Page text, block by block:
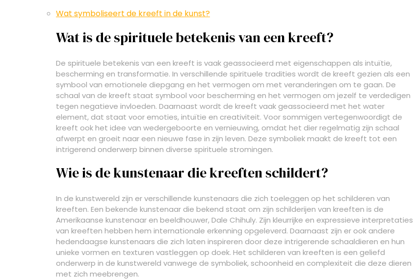
Wat symboliseert de kreeft in de kunst?
Wat is de spirituele betekenis van een kreeft?
De spirituele betekenis van een kreeft is vaak geassocieerd met eigenschappen als intuïtie,
bescherming en transformatie. In verschillende spirituele tradities wordt de kreeft gezien als een
symbool van emotionele diepgang en het vermogen om met veranderingen om te gaan. De
schaal van de kreeft staat symbool voor bescherming en het vermogen om jezelf te verdedigen
tegen negatieve invloeden. Daarnaast wordt de kreeft vaak geassocieerd met het water
element, dat staat voor emoties, intuïtie en creativiteit. Voor sommigen vertegenwoordigt de
kreeft ook het idee van wedergeboorte en vernieuwing, omdat het dier regelmatig zijn schaal
afwerpt en groeit naar een nieuwe fase in zijn leven. Deze symboliek maakt de kreeft tot een
intrigerend onderwerp binnen diverse spirituele stromingen.
Wie is de kunstenaar die kreeften schildert?
In de kunstwereld zijn er verschillende kunstenaars die zich toeleggen op het schilderen van
kreeften. Een bekende kunstenaar die bekend staat om zijn schilderijen van kreeften is de
Amerikaanse kunstenaar en beeldhouwer, Dale Chihuly. Zijn kleurrijke en expressieve interpretaties
van kreeften hebben hem internationale erkenning opgeleverd. Daarnaast zijn er ook andere
hedendaagse kunstenaars die zich laten inspireren door deze intrigerende schaaldieren en hun
unieke vormen en texturen vastleggen op doek. Het schilderen van kreeften is een geliefd
onderwerp in de kunstwereld vanwege de symboliek, schoonheid en complexiteit die deze dieren
met zich meebrengen.